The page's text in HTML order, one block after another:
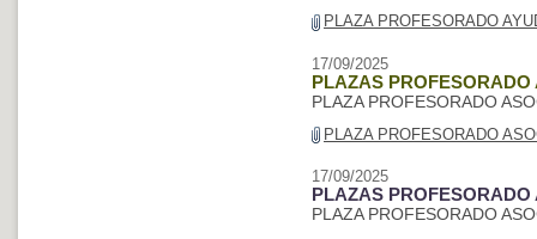
PLAZA PROFESORADO
17/09/2025
PLAZAS
PLAZA PROFESORADO
PLAZA PROFESORADO
17/09/2025
PLAZAS
PLAZA PROFESORADO